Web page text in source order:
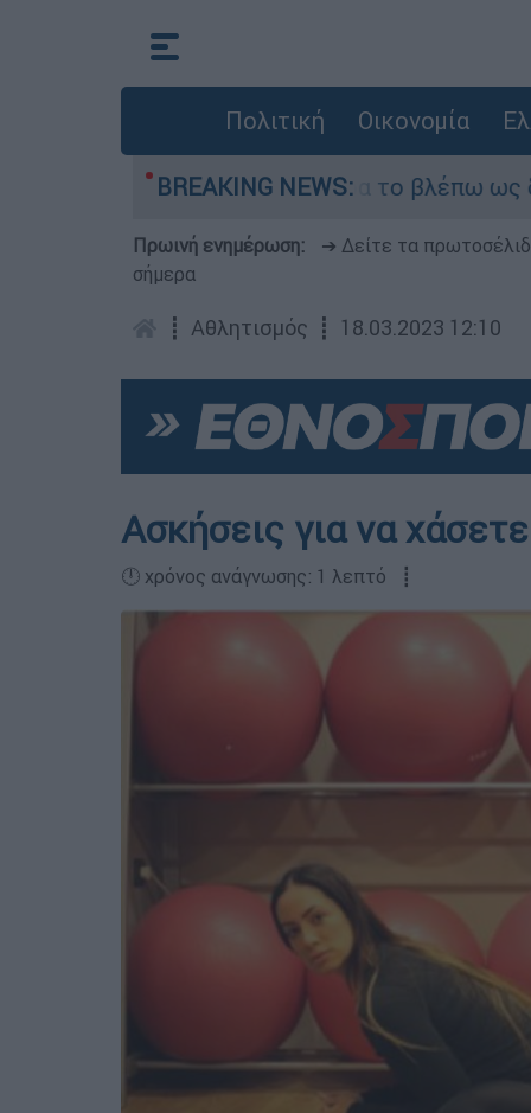
Πολιτική Οικονομία
BREAKING NEWS:
τώρα το βλέπω ως δύναμη»
Πρωινή ενημέρωση: ➔ Δείτε τα
σήμερα
┋ Αθλητισμός ┋ 18.03.2023 12:10
Ασκήσεις για να
🕛 χρόνος ανάγνωσης: 1 λεπτό ┋